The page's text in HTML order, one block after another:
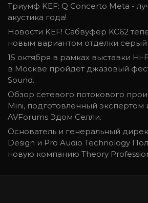
Триумф KEF: Q Concerto Meta -
акустика года!
Новости KEF! Сабвуфер KC62
новым вариантом отделки серый
15 октября в рамках выставки Hi-
в Москве пройдёт джазовый
Sound.
Обзор сетевого потокового
Mini, подготовленный экспертом
AVForums Эдом Селли.
Основатель и генеральный
Design и Pro Audio Technology
новую компанию Theory